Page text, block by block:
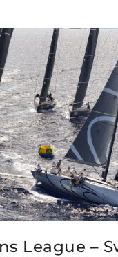
League –